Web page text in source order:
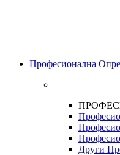
Професионална
Други